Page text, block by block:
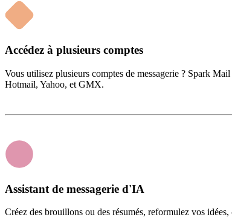
Accédez à plusieurs comptes
Vous utilisez plusieurs comptes de messagerie ? Spark
Hotmail, Yahoo, et GMX.
Assistant de messagerie d'IA
Créez des brouillons ou des résumés, reformulez vos